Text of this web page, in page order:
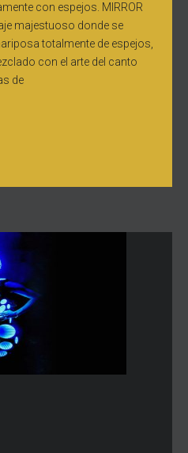
con espejos. MIRROR
majestuoso donde se
totalmente de espejos,
con el arte del canto
de